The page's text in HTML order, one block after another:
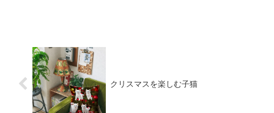
クリスマスを楽しむ子猫